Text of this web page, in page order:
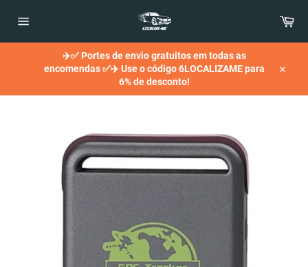
para
Conteúdo
✈️✅ Portes de envio gratuitos em todas as
encomendas ✅✈️ Use o código 6LOCALIZAME para
6% de desconto!